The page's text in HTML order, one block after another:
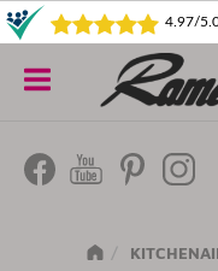
5€ SICHERN!
Kategorien